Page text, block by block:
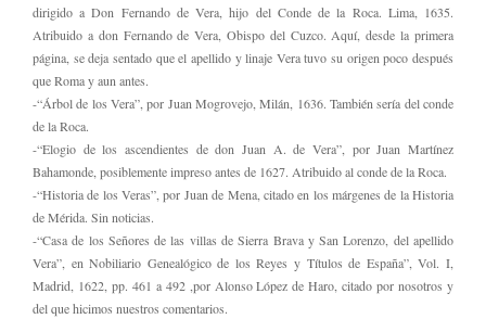
dirigido a Don Fernando de Vera, hijo del Conde de la Roca. Lima, 1635.
Atribuido a don Fernando de Vera, Obispo del Cuzco. Aquí, desde la primera
página, se deja sentado que el apellido y linaje Vera tuvo su origen poco después
que Roma y aun antes.
-“Árbol de los Vera”, por Juan Mogrovejo, Milán, 1636. También sería del conde
de la Roca.
-“Elogio de los ascendientes de don Juan A. de Vera”, por Juan Martínez
Bahamonde, posiblemente impreso antes de 1627. Atribuido al conde de la Roca.
-“Historia de los Veras”, por Juan de Mena, citado en los márgenes de la Historia
de Mérida. Sin noticias.
-“Casa de los Señores de las villas de Sierra Brava y San Lorenzo, del apellido
Vera”, en Nobiliario Genealógico de los Reyes y Títulos de España”, Vol. I,
Madrid, 1622, pp. 461 a 492 ,por Alonso López de Haro, citado por nosotros y
del que hicimos nuestros comentarios.